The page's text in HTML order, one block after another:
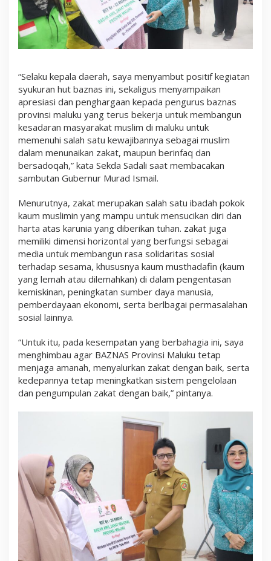
“Selaku kepala daerah, saya menyambut positif kegiatan
syukuran hut baznas ini, sekaligus menyampaikan
apresiasi dan penghargaan kepada pengurus baznas
provinsi maluku yang terus bekerja untuk membangun
kesadaran masyarakat muslim di maluku untuk
memenuhi salah satu kewajibannya sebagai muslim
dalam menunaikan zakat, maupun berinfaq dan
bersadoqah,” kata Sekda Sadali saat membacakan
sambutan Gubernur Murad Ismail.
Menurutnya, zakat merupakan salah satu ibadah pokok
kaum muslimin yang mampu untuk mensucikan diri dan
harta atas karunia yang diberikan tuhan. zakat juga
memiliki dimensi horizontal yang berfungsi sebagai
media untuk membangun rasa solidaritas sosial
terhadap sesama, khususnya kaum musthadafin (kaum
yang lemah atau dilemahkan) di dalam pengentasan
kemiskinan, peningkatan sumber daya manusia,
pemberdayaan ekonomi, serta berlbagai permasalahan
sosial lainnya.
“Untuk itu, pada kesempatan yang berbahagia ini, saya
menghimbau agar BAZNAS Provinsi Maluku tetap
menjaga amanah, menyalurkan zakat dengan baik, serta
kedepannya tetap meningkatkan sistem pengelolaan
dan pengumpulan zakat dengan baik,” pintanya.